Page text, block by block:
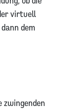
virtuell
dem
zwingenden